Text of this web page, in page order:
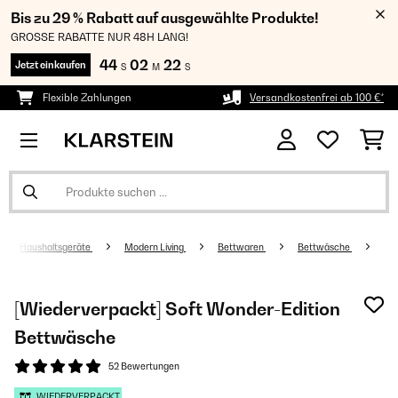
Bis zu 29 % Rabatt auf ausgewählte Produkte!
GROSSE RABATTE NUR 48H LANG!
Jetzt einkaufen 44 S 02 M 22 S
Flexible Zahlungen Versandkostenfrei ab 100 €*
Haushaltsgeräte Modern Living Bettwaren Bettwäsche
[Wiederverpackt] Soft Wonder-Edition
Bettwäsche
52 Bewertungen